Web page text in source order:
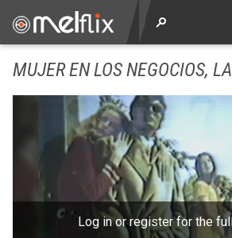
MUJER EN LOS NEGOCIOS, LA
Log in or register for the